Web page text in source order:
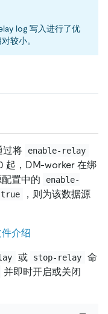
log 写入进行了优
较小。
过将 enable-relay
起，DM-worker 在绑
置中的
enable-
true
，则为该数据源
件介绍
或 stop-relay
命
并即时开启或关闭